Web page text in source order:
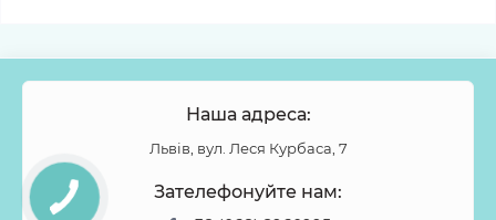
Наша адреса:
Львів, вул. Леся Курбаса, 7
Зателефонуйте нам: